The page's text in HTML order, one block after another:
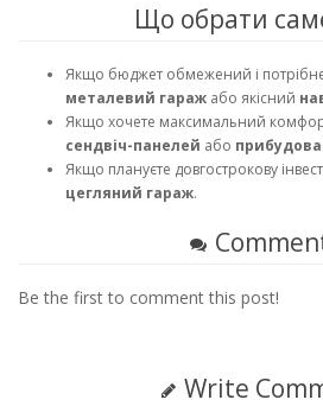
Що обрати
Якщо бюджет обмежений і
металевий гараж або якісний
Якщо хочете максимальний
сендвіч-панелей або прибудова
Якщо плануєте довгострокову
цегляний гараж.
Be the first to comment this post!
Write